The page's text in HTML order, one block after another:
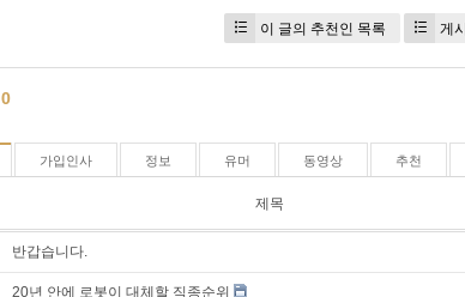
이 글의 추천인 목록 게
0
가입인사 정보 유머 동영상 추천
제목
반갑습니다.
20년 안에 로봇이 대체할 직종순위